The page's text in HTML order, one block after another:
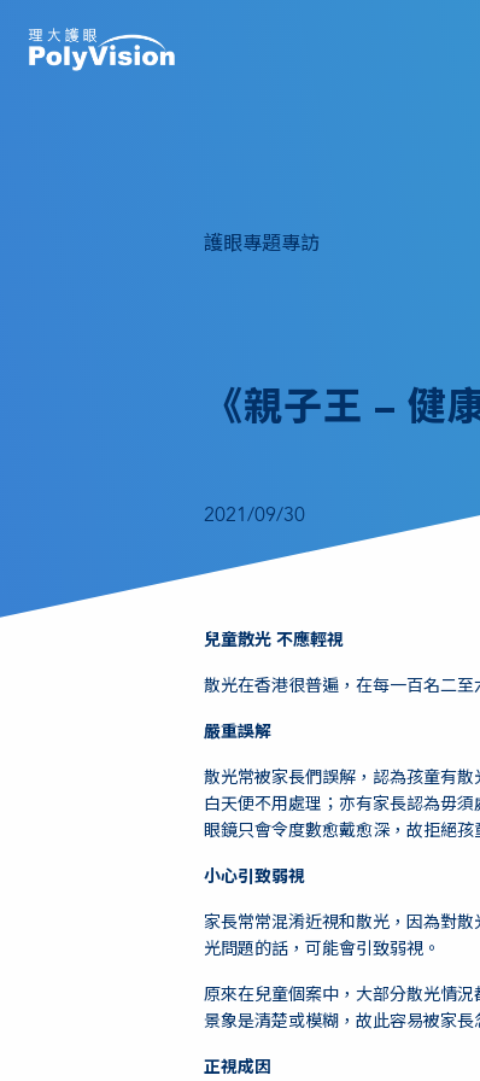
護眼專題專訪
《親子王 – 健
2021/09/30
兒童散光 不應輕視
散光在香港很普遍，在每一百名二
嚴重誤解
散光常被家長們誤解，認為孩童有
白天便不用處理；亦有家長認為毋
眼鏡只會令度數愈戴愈深，故拒絕孩
小心引致弱視
家長常常混淆近視和散光，因為對
光問題的話，可能會引致弱視。
原來在兒童個案中，大部分散光情
景象是清楚或模糊，故此容易被家
正視成因